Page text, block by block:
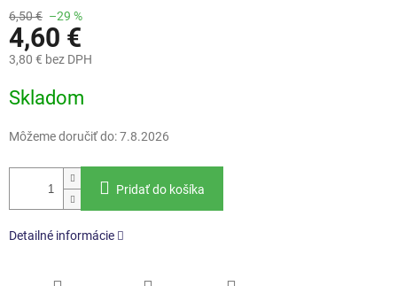
6,50 € –29 %
4,60 €
3,80 € bez DPH
cena:
Skladom
Môžeme doručiť do:7.8.2026
Pridať do košíka
Detailné informácie